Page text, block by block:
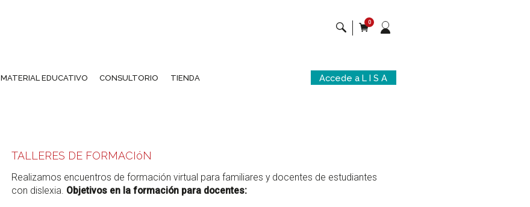
BuscarCarrito
0
Mi
cuenta
MATERIAL EDUCATIVO CONSULTORIO TIENDA Accede a L I S A
TALLERES DE FORMACIóN
Realizamos encuentros de formación virtual para familiares y docentes de estudiantes
con dislexia. Objetivos en la formación para docentes: